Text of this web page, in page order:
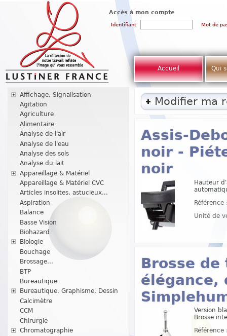
Accès à mon compte
Identifiant Mot de
Accueil Qui
Affichage, Signalisation
Agitation
Agriculture
Alimentaire
Analyse de l'air
Analyse de l'eau
Analyse des sols
Analyse du lait
Appareillage & Matériel
Appareillage & Matériel CVC
Articles insolites, astucieux...
Aspiration
Balance
Basse Vision
Biohazard
Biologie
Bouchage
Brossage...
BTP
Bureautique
Bureautique, Graphisme, Dessin
Calcimètre
CCM
Chirurgie
Chromatographie
Modifier ma
Assis-
noir -
noir
Hauteur
Unité de
Brosse
élégance,
Version
Brosse